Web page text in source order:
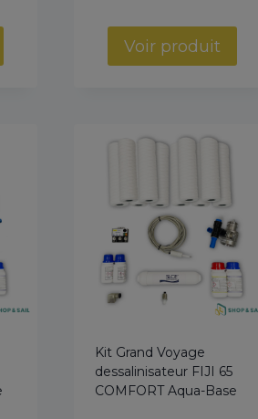
€
Voir produit
Kit Grand Voyage
dessalinisateur FIJI 65
COMFORT Aqua-Base